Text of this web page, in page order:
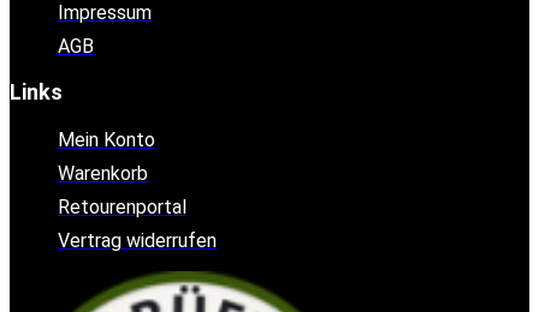
Impressum
AGB
Links
Mein Konto
Warenkorb
Retourenportal
Vertrag widerrufen